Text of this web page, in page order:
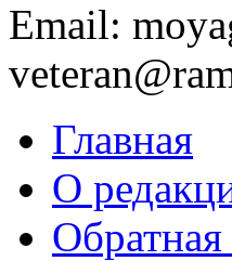
Email:
Главная
О
Обратная